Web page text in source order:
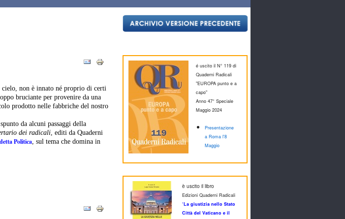
non è innato né proprio di certi
bruciante per provenire da una
prodotto nelle fabbriche del nostro
da alcuni passaggi della
dei radicali, editi da Quaderni
Politica, sul tema che domina in
é uscito il N° 119 di
Quaderni Radicali
"EUROPA punto e a
capo"
Anno 47° Speciale
Maggio 2024
Presentazione
a Roma l'8
Maggio
è uscito il libro
Edizioni Quaderni Radicali
‘La giustizia nello Stato
Città del Vaticano e il